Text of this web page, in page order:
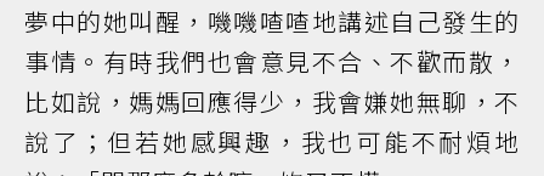
夢中的她叫醒，嘰嘰喳喳地講述自己發生的
事情。有時我們也會意見不合、不歡而散，
比如說，媽媽回應得少，我會嫌她無聊，不
說了；但若她感興趣，我也可能不耐煩地